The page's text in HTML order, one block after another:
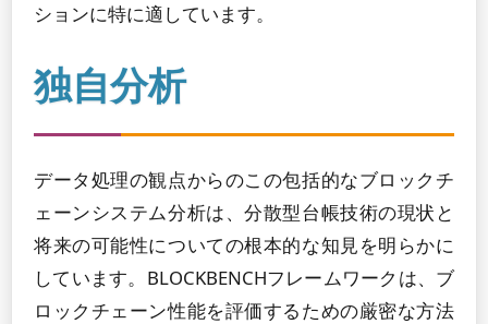
ションに特に適しています。
独自分析
データ処理の観点からのこの包括的なブロックチ
ェーンシステム分析は、分散型台帳技術の現状と
将来の可能性についての根本的な知見を明らかに
しています。BLOCKBENCHフレームワークは、ブ
ロックチェーン性能を評価するための厳密な方法